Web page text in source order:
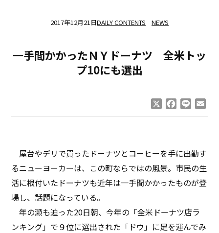
2017年12月21日DAILY CONTENTS NEWS
一手間かかったＮＹドーナツ 全米トッ
プ10にも選出
Facebook
Line
屋台やデリで買ったドーナツとコーヒーを手に出勤す
るニューヨーカーは、この町ならではの風景。市民の生
活に根付いたドーナツも近年は一手間かかったものが登
場し、話題になっている。
年の瀬も迫った20日朝、今年の「全米ドーナツ店ラ
ンキング」で９位に選出された「ドウ」に足を運んでみ